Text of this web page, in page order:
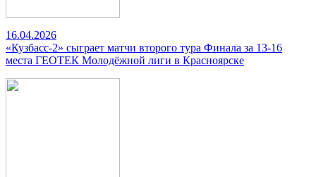
16.04.2026
«Кузбасс-2» сыграет матчи второго тура Финала за 13-16
места ГЕОТЕК Молодёжной лиги в Красноярске